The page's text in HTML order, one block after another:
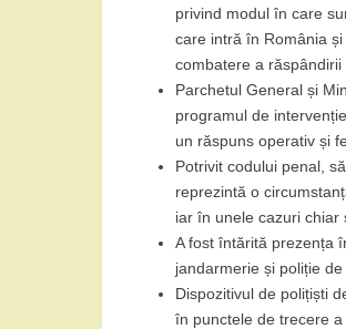
privind modul în care
care intră în România
combatere a răspândirii
Parchetul General și
programul de
un răspuns operativ și
Potrivit codului penal,
reprezintă o
iar în unele cazuri chiar
A fost întărită prezența
jandarmerie și poliție de
Dispozitivul de polițiști
în punctele de trecere